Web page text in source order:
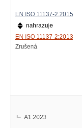
EN ISO 11137-2:2015
nahrazuje
EN ISO 11137-2:2013
Zrušená
A1:2023